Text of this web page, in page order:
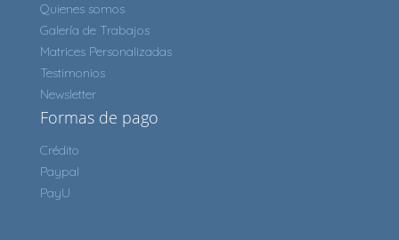
Quienes somos
Galería de Trabajos
Matrices Personalizadas
Testimonios
Newsletter
Formas de pago
Crédito
Paypal
PayU